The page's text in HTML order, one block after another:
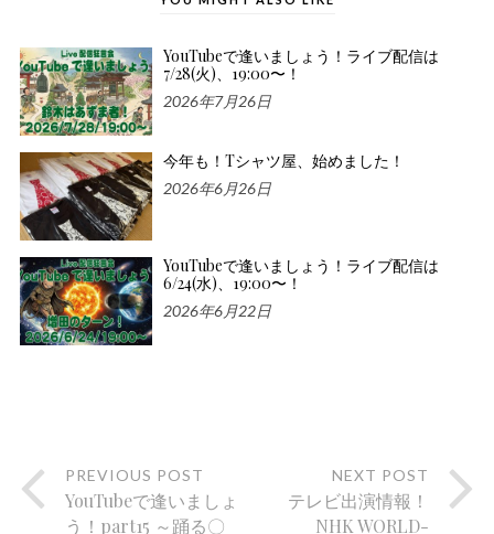
YouTubeで逢いましょう！ライブ配信は
7/28(火)、19:00〜！
2026年7月26日
今年も！Tシャツ屋、始めました！
2026年6月26日
YouTubeで逢いましょう！ライブ配信は
6/24(水)、19:00〜！
2026年6月22日
PREVIOUS POST
YouTubeで逢いましょ
う！part15 ～踊る〇
NEXT POST
テレビ出演情報！
NHK WORLD-